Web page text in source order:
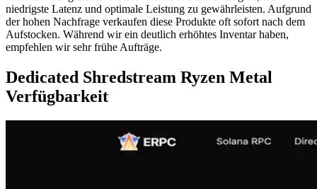
niedrigste Latenz und optimale Leistung zu gewährleisten. Aufgrund
der hohen Nachfrage verkaufen diese Produkte oft sofort nach dem
Aufstocken. Während wir ein deutlich erhöhtes Inventar haben,
empfehlen wir sehr frühe Aufträge.
Dedicated Shredstream Ryzen Metal
Verfügbarkeit